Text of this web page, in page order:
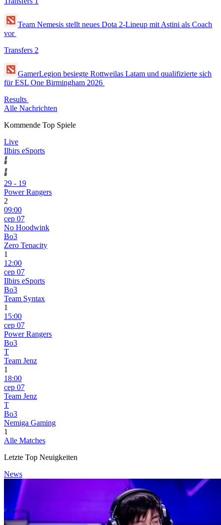
Team Nemesis stellt neues Dota 2-Lineup mit Astini als Coach
vor
Transfers 2
GamerLegion besiegte Rottweilas Latam und qualifizierte sich
für ESL One Birmingham 2026
Results
Alle Nachrichten
Kommende Top Spiele
Live
Ilbirs eSports
29 - 19
Power Rangers
2
09:00
сер 07
No Hoodwink
Bo3
Zero Tenacity
1
12:00
сер 07
Ilbirs eSports
Bo3
Team Syntax
1
15:00
сер 07
Power Rangers
Bo3
T
Team Jenz
1
18:00
сер 07
Team Jenz
T
Bo3
Nemiga Gaming
1
Alle Matches
Letzte Top Neuigkeiten
News